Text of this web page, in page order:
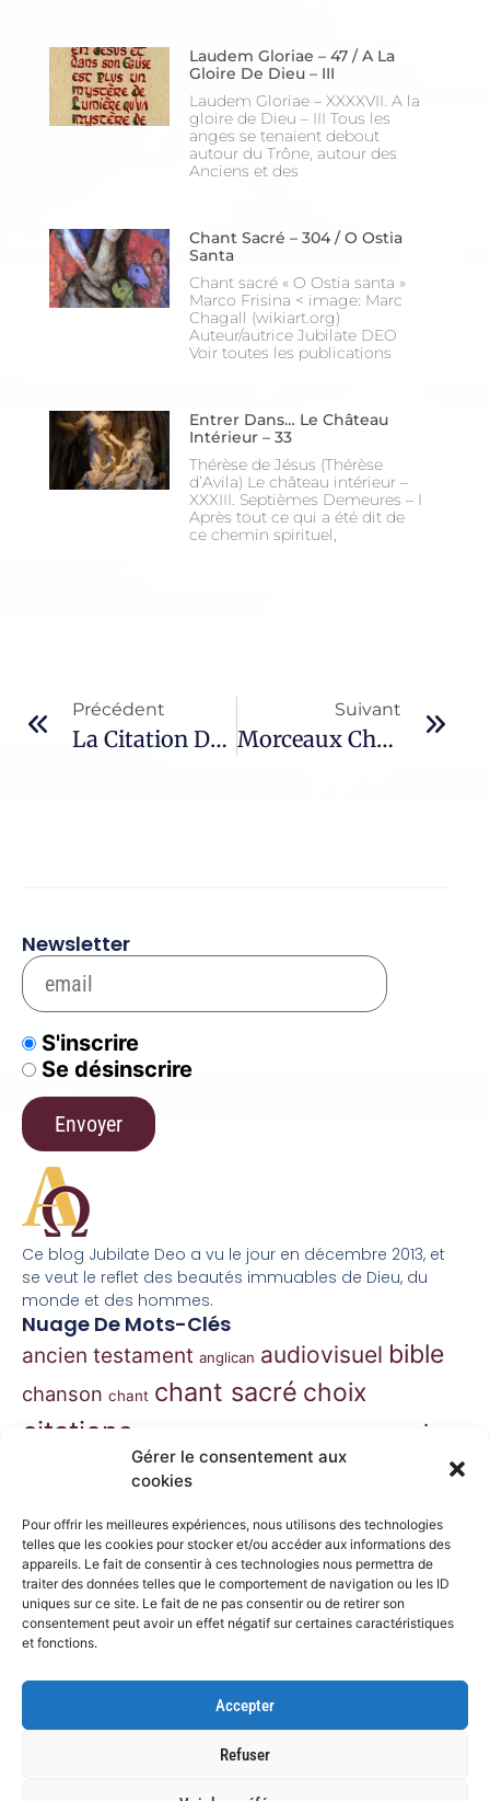
Gérer le consentement aux
cookies
Pour offrir les meilleures expériences, nous utilisons des technologies
telles que les cookies pour stocker et/ou accéder aux informations des
appareils. Le fait de consentir à ces technologies nous permettra de
traiter des données telles que le comportement de navigation ou les ID
uniques sur ce site. Le fait de ne pas consentir ou de retirer son
consentement peut avoir un effet négatif sur certaines caractéristiques
et fonctions.
Accepter
Refuser
Laudem Gloriae – 47 / A La
Gloire De Dieu – III
Laudem Gloriae – XXXXVII. A la
gloire de Dieu – III Tous les
anges se tenaient debout
autour du Trône, autour des
Anciens et des
Chant Sacré – 304 / O Ostia
Santa
Chant sacré « O Ostia santa »
Marco Frisina < image: Marc
Chagall (wikiart.org)
Auteur/autrice Jubilate DEO
Voir toutes les publications
Entrer Dans… Le Château
Intérieur – 33
Thérèse de Jésus (Thérèse
d’Avila) Le château intérieur –
XXXIII. Septièmes Demeures – I
Après tout ce qui a été dit de
ce chemin spirituel,
Précédent
La Citation Du Jour – 977 / Jean Chrysostome
Suivant
Morceaux Choisis – 1111 / Elias Chacour
Ce blog Jubilate Deo a vu le jour en décembre 2013, et
se veut le reflet des beautés immuables de Dieu, du
monde et des hommes.
Nuage De Mots-Clés
ancien testament anglican audiovisuel bible
chanson chant chant sacré choix
citations essai
gospel grégorien
jésus liturgie liturgie orthodoxe marie
morceaux choisismusique
musique classique musique de film nouveau
testament nouvelles orthodoxe philosophie
spiritualité
Newsletter
S'inscrire
Se désinscrire